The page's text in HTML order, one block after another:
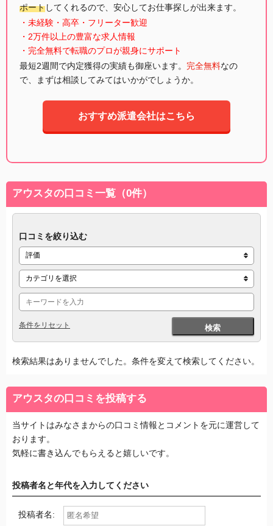
ポートしてくれるので、安心してお仕事探しが出来ます。
・未経験・高卒・フリーター歓迎
・2万件以上の豊富な求人情報
・完全無料で転職のプロが親身にサポート
最短2週間で内定獲得の実績も御座います。 完全無料なの
で、まずは相談してみてはいかがでしょうか。
おすすめ派遣会社はこちら
アウスタの口コミ一覧（0件）
口コミを絞り込む
検索
条件をリセット
検索結果はありませんでした。条件を変えて検索してください。
アウスタの口コミを投稿する
当サイトはみなさまからの口コミ情報とコメントを元に運営して
おります。
気軽に書き込んでもらえると嬉しいです。
投稿者名と年代を入力してください
投稿者名: